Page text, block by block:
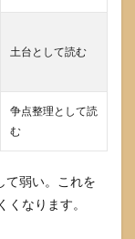
土台として読む
争点整理として読
む
て弱い。これを
なります。